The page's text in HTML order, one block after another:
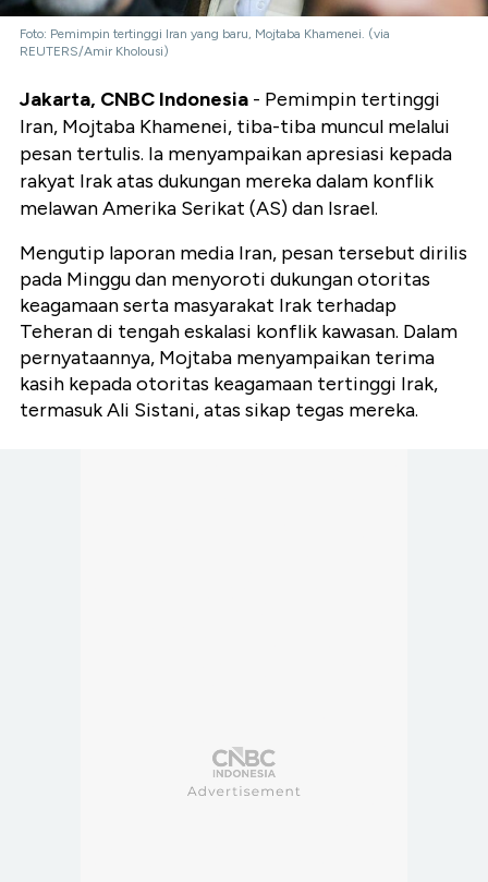
Foto: Pemimpin tertinggi Iran yang baru, Mojtaba Khamenei. (via
REUTERS/Amir Kholousi)
Jakarta, CNBC Indonesia - Pemimpin tertinggi
Iran, Mojtaba Khamenei, tiba-tiba muncul melalui
pesan tertulis. Ia menyampaikan apresiasi kepada
rakyat Irak atas dukungan mereka dalam konflik
melawan Amerika Serikat (AS) dan Israel.
Mengutip laporan media Iran, pesan tersebut dirilis
pada Minggu dan menyoroti dukungan otoritas
keagamaan serta masyarakat Irak terhadap
Teheran di tengah eskalasi konflik kawasan. Dalam
pernyataannya, Mojtaba menyampaikan terima
kasih kepada otoritas keagamaan tertinggi Irak,
termasuk Ali Sistani, atas sikap tegas mereka.